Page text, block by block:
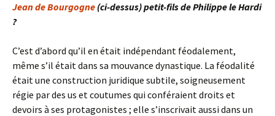
Jean de Bourgogne (ci-dessus) petit-fils de Philippe le Hardi
?
C’est d’abord qu’il en était indépendant féodalement,
même s’il était dans sa mouvance dynastique. La féodalité
était une construction juridique subtile, soigneusement
régie par des us et coutumes qui conféraient droits et
devoirs à ses protagonistes ; elle s’inscrivait aussi dans un